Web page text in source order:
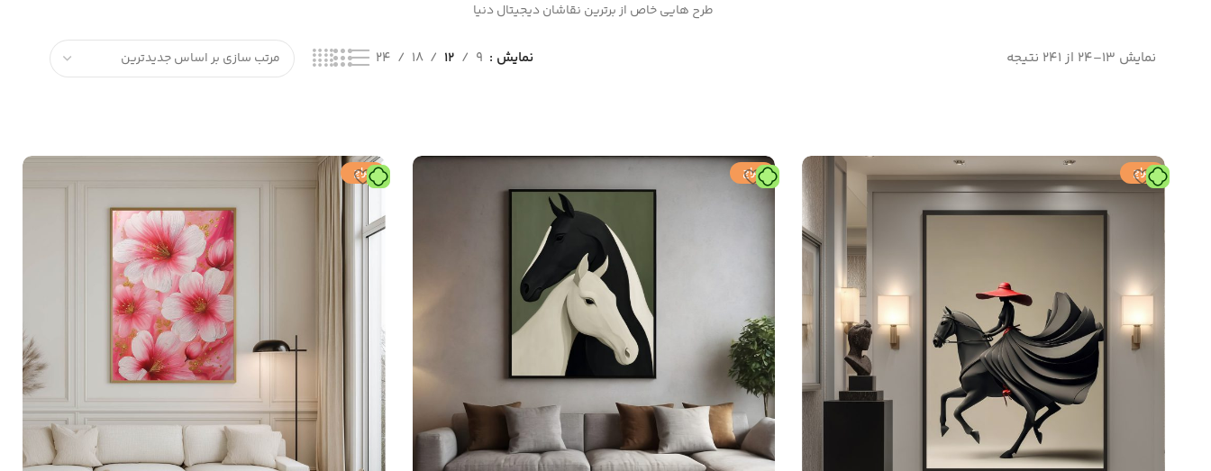
طرح هایی خاص از برترین نقاشان دیجیتال دنیا
نمایش 13–24 از 241 نتیجه نمایش 9
12
18
24
حراج حراج حراج